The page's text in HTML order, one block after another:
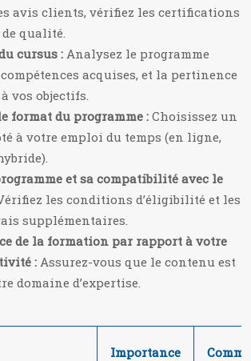
avis clients, vérifiez les certifications
qualité.
cursus : Analysez le programme
acquises, et la pertinence
vos objectifs.
format du programme : Choisissez un
à votre emploi du temps (en ligne,
et sa compatibilité avec le
les conditions d’éligibilité et les
supplémentaires.
de la formation par rapport à votre
: Assurez-vous que le contenu est
domaine d’expertise.
Importance